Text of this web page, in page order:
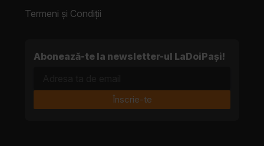
Termeni și Condiții
Abonează-te la newsletter-ul LaDoiPași!
Înscrie-te